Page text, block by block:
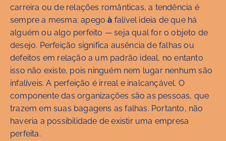
carreira ou de relações românticas, a tendência é
sempre a mesma: apegoà falível ideia de que há
alguém ou algo perfeito — seja qual for o objeto de
desejo. Perfeição significa ausência de falhas ou
defeitos em relação a um padrão ideal, no entanto
isso não existe, pois ninguém nem lugar nenhum são
infalíveis. A perfeição é irreal e inalcançável. O
componente das organizações são as pessoas, que
trazem em suas bagagens as falhas. Portanto, não
haveria a possibilidade de existir uma empresa
perfeita.